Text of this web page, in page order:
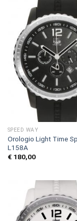
SPEED WAY
Orologio Light Time
L158A
€180,00